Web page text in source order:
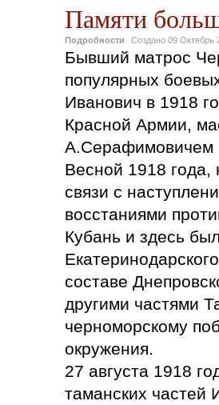
Памяти
Подробности Создано 09 Октябрь
Бывший матрос
популярных
Иванович в 1918
Красной Армии,
А.Серафимовичем
Весной 1918 года,
связи с
восстаниями
Кубань и здесь
составе
другими частями
черноморскому
окружения.
27 августа 1918
таманских